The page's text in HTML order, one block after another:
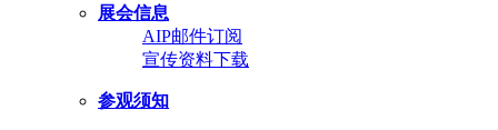
展会信息
AIP邮件订阅
宣传资料下载
参观须知